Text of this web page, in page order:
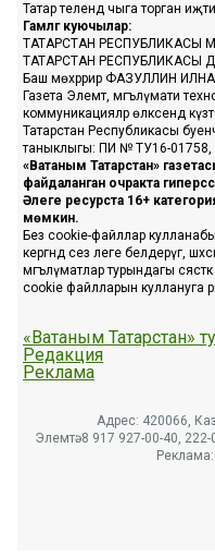
Татар телендә чыга торган
Гамәлгә куючылар:
ТАТАРСТАН РЕСПУБЛИКАСЫ
ТАТАРСТАН РЕСПУБЛИКАСЫ
Баш мөхәррир ФАЗУЛЛИН
Газета Элемтә, мәгълүмати
коммуникацияләр өлкәсендә
Татарстан Республикасы буенча
таныклыгы: ПИ № ТУ16-01758,
«Ватаным Татарстан»
файдаланган очракта
Әлеге ресурста 16+
мөмкин.
Без cookie-файллар
кергәндә сез әлеге белдерүгә,
мәгълүматлар турындагы
cookie файлларын куллануга
«Ватаным Татарстан»
Редакция
Реклама
Адрес: 420066,
Элемтә: 8 917 927-00-40,